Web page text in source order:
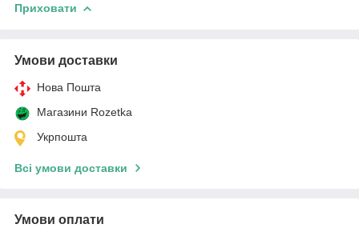
Приховати
Умови доставки
Нова Пошта
Магазини Rozetka
Укрпошта
Всі умови доставки
Умови оплати